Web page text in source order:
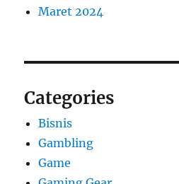
Maret 2024
Categories
Bisnis
Gambling
Game